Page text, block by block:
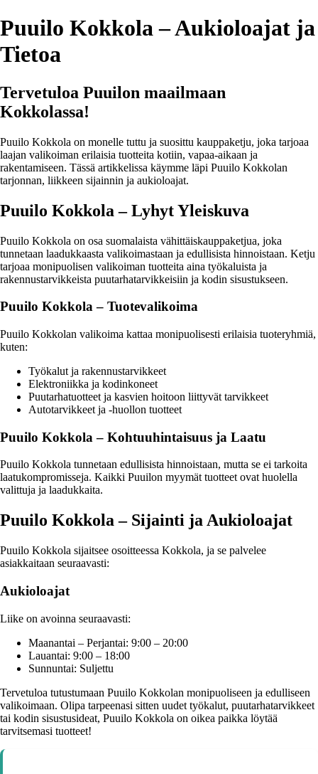
Puuilo Kokkola – Aukioloajat ja
Tietoa
Tervetuloa Puuilon maailmaan
Kokkolassa!
Puuilo Kokkola on monelle tuttu ja suosittu kauppaketju, joka tarjoaa
laajan valikoiman erilaisia tuotteita kotiin, vapaa-aikaan ja
rakentamiseen. Tässä artikkelissa käymme läpi Puuilo Kokkolan
tarjonnan, liikkeen sijainnin ja aukioloajat.
Puuilo Kokkola – Lyhyt Yleiskuva
Puuilo Kokkola on osa suomalaista vähittäiskauppaketjua, joka
tunnetaan laadukkaasta valikoimastaan ja edullisista hinnoistaan. Ketju
tarjoaa monipuolisen valikoiman tuotteita aina työkaluista ja
rakennustarvikkeista puutarhatarvikkeisiin ja kodin sisustukseen.
Puuilo Kokkola – Tuotevalikoima
Puuilo Kokkolan valikoima kattaa monipuolisesti erilaisia tuoteryhmiä,
kuten:
Työkalut ja rakennustarvikkeet
Elektroniikka ja kodinkoneet
Puutarhatuotteet ja kasvien hoitoon liittyvät tarvikkeet
Autotarvikkeet ja -huollon tuotteet
Puuilo Kokkola – Kohtuuhintaisuus ja Laatu
Puuilo Kokkola tunnetaan edullisista hinnoistaan, mutta se ei tarkoita
laatukompromisseja. Kaikki Puuilon myymät tuotteet ovat huolella
valittuja ja laadukkaita.
Puuilo Kokkola – Sijainti ja Aukioloajat
Puuilo Kokkola sijaitsee osoitteessa Kokkola, ja se palvelee
asiakkaitaan seuraavasti:
Aukioloajat
Liike on avoinna seuraavasti:
Maanantai – Perjantai: 9:00 – 20:00
Lauantai: 9:00 – 18:00
Sunnuntai: Suljettu
Tervetuloa tutustumaan Puuilo Kokkolan monipuoliseen ja edulliseen
valikoimaan. Olipa tarpeenasi sitten uudet työkalut, puutarhatarvikkeet
tai kodin sisustusideat, Puuilo Kokkola on oikea paikka löytää
tarvitsemasi tuotteet!